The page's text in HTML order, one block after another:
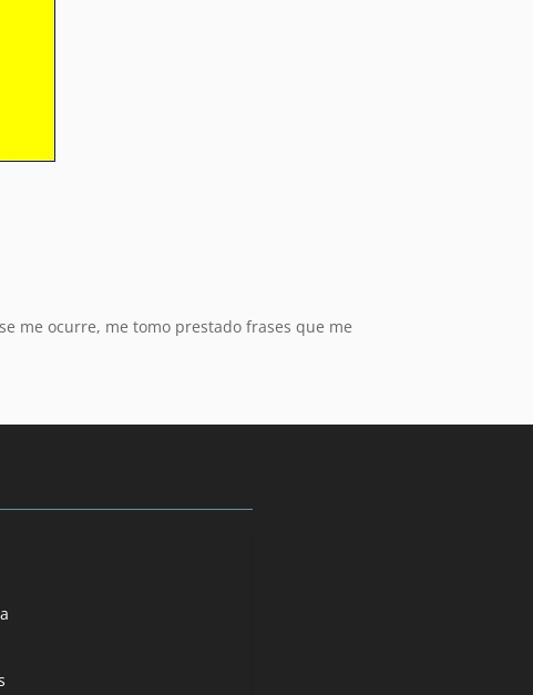
me ocurre, me tomo prestado frases que me